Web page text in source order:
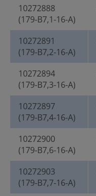
10272888
(179-B7,1-16-A)
10272891
(179-B7,2-16-A)
10272894
(179-B7,3-16-A)
10272897
(179-B7,4-16-A)
10272900
(179-B7,6-16-A)
10272903
(179-B7,7-16-A)